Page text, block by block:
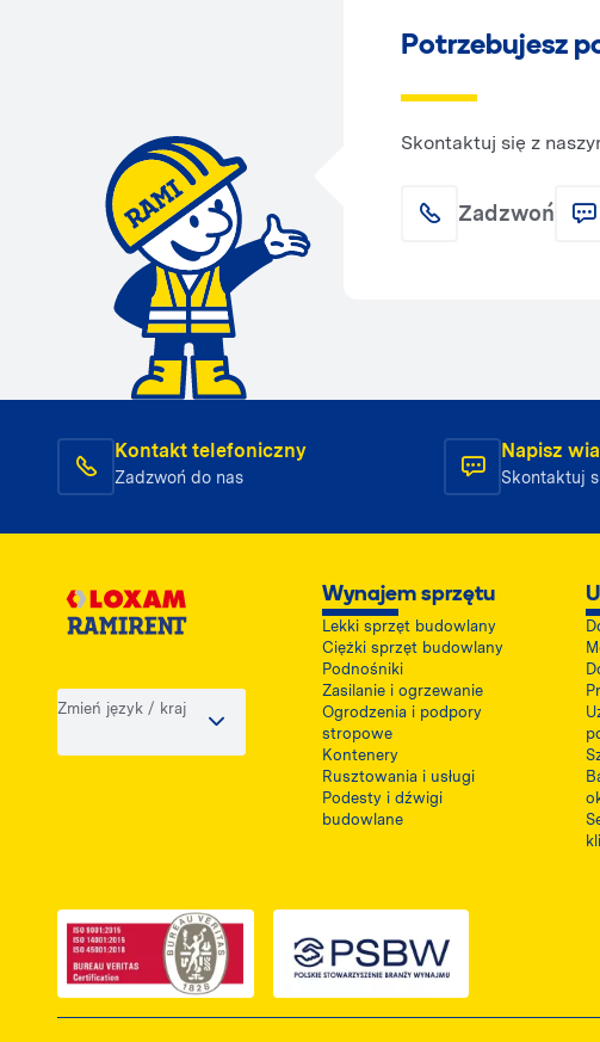
Potrzebujesz
Skontaktuj się z
Zadzwoń
Kontakt telefoniczny
Zadzwoń do nas
Napisz
Skontaktuj
Zmień język / kraj
Wynajem sprzętu
Lekki sprzęt budowlany
Ciężki sprzęt budowlany
Podnośniki
Zasilanie i ogrzewanie
Ogrodzenia i podpory
stropowe
Kontenery
Rusztowania i usługi
Podesty i dźwigi
budowlane
Link do dokumentu PDF z certyfikatem ISO,
Link do dokumentu PDF